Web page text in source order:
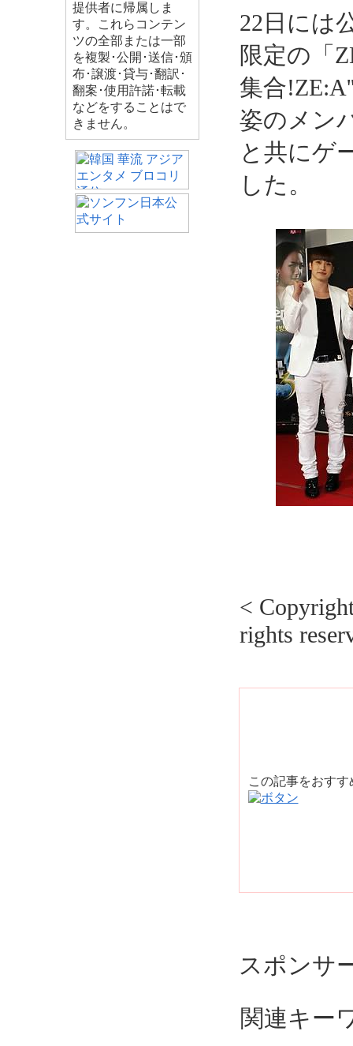
提供者に帰属しま
す。これらコンテン
ツの全部または一部
を複製･公開･送信･頒
布･譲渡･貸与･翻訳･
翻案･使用許諾･転載
などをすることはで
きません。
22日には
限定の「
集合
姿のメン
と共にゲ
した。
<
rights
この記事をおす
スポンサ
関連キー